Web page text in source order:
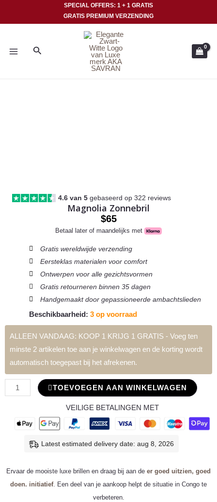
SPECIAL OFFERS: 1 + 1 GRATIS
GRATIS PREMIUM VERZENDING
Zoeken
4.6 van 5 gebaseerd op 322 reviews
Magnolia Zonnebril
$65
Betaal later of maandelijks met
Gratis wereldwijde verzending
Eersteklas materialen voor comfort
Ontwerpen voor alle gezichtsvormen
Gratis retourneren binnen 35 dagen
Handgemaakt door gepassioneerde ambachtslieden
Beschikbaarheid: 3 op voorraad
ALLEEN VANDAAG: KOOP 1 KRIJG 1 GRATIS - Voeg ten
minste 2 artikelen toe aan je winkelwagen en de korting wordt
automatisch toegepast bij het afrekenen.
Magnolia
Zonnebril
Aantal
TOEVOEGEN AAN WINKELWAGEN
VEILIGE BETALINGEN MET
Latest estimated delivery date: aug 8, 2026
Ervaar de mooiste luxe brillen en draag bij aan de er goed uitzien, goed
doen. initiatief. Een deel van je aankoop helpt de situatie in Congo te
verbeteren.